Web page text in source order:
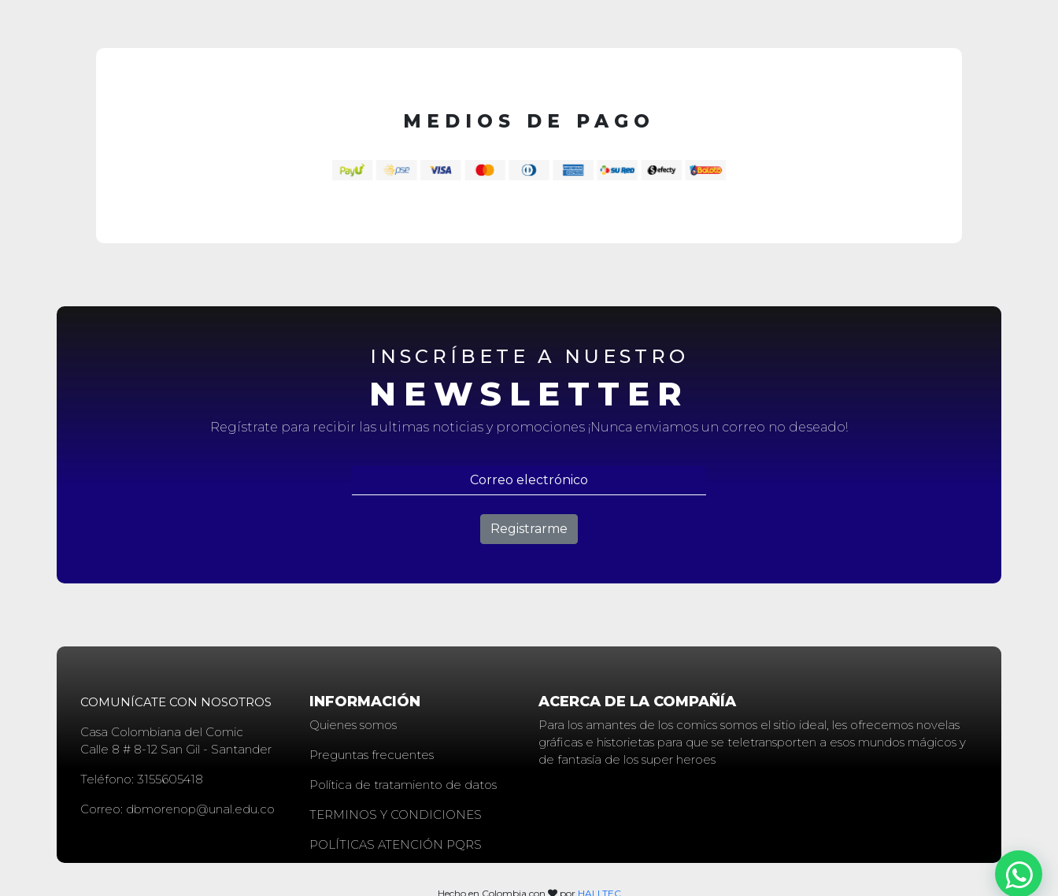
MEDIOS DE PAGO
INSCRÍBETE A NUESTRO
NEWSLETTER
Regístrate para recibir las ultimas noticias y promociones ¡Nunca enviamos un correo no deseado!
Registrarme
COMUNÍCATE CON NOSOTROS
Casa Colombiana del Comic
Calle 8 # 8-12 San Gil - Santander
Teléfono: 3155605418
Correo: dbmorenop@unal.edu.co
INFORMACIÓN
Quienes somos
Preguntas frecuentes
Política de tratamiento de datos
TERMINOS Y CONDICIONES
POLÍTICAS ATENCIÓN PQRS
ACERCA DE LA COMPAÑÍA
Para los amantes de los comics somos el sitio ideal, les ofrecemos novelas
gráficas e historietas para que se teletransporten a esos mundos mágicos y
de fantasía de los super heroes
Hecho en Colombia con por HALLTEC